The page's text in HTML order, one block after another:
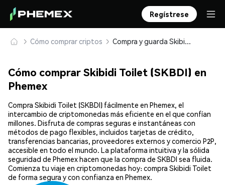
Regístrese
Cómo comprar criptos Compra y guarda Skibidi Toilet (SKBDI) de forma segura
Cómo comprar Skibidi Toilet (SKBDI) en
Phemex
Compra Skibidi Toilet (SKBDI) fácilmente en Phemex, el
intercambio de criptomonedas más eficiente en el que confían
millones. Disfruta de compras seguras e instantáneas con
métodos de pago flexibles, incluidos tarjetas de crédito,
transferencias bancarias, proveedores externos y comercio P2P,
accesible en todo el mundo. La plataforma intuitiva y la sólida
seguridad de Phemex hacen que la compra de SKBDI sea fluida.
Comienza tu viaje en criptomonedas hoy: compra Skibidi Toilet
de forma segura y con confianza en Phemex.